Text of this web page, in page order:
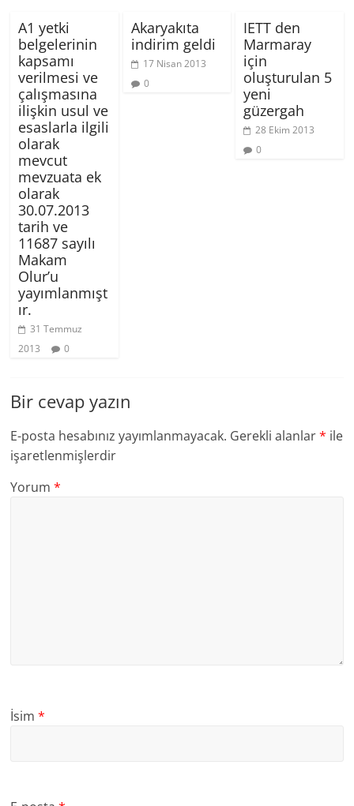
A1 yetki
belgelerinin
kapsamı
verilmesi ve
çalışmasına
ilişkin usul ve
esaslarla ilgili
olarak
mevcut
mevzuata ek
olarak
30.07.2013
tarih ve
11687 sayılı
Makam
Olur’u
yayımlanmışt
ır.
31 Temmuz
2013
0
Akaryakıta
indirim geldi
17 Nisan 2013
0
IETT den
Marmaray
için
oluşturulan 5
yeni
güzergah
28 Ekim 2013
0
Bir cevap yazın
E-posta hesabınız yayımlanmayacak. Gerekli alanlar* ile
işaretlenmişlerdir
Yorum*
İsim*